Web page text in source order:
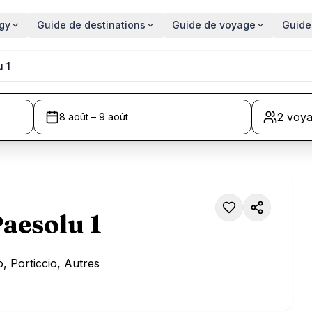
Guide de destinations Guide de voyage
1
8 août – 9 août 2
1
Porticcio, Autres